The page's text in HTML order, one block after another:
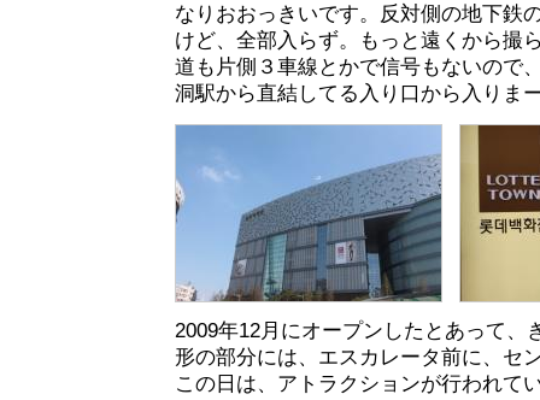
なりおおっきいです。反対側の地下鉄
けど、全部入らず。もっと遠くから撮
道も片側３車線とかで信号もないので
洞駅から直結してる入り口から入りま
2009年12月にオープンしたとあって、
形の部分には、エスカレータ前に、セ
この日は、アトラクションが行われて